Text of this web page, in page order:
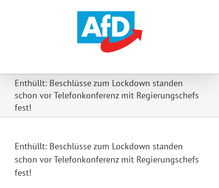
Enthüllt: Beschlüsse zum Lockdown standen
schon vor Telefonkonferenz mit Regierungschefs
fest!
Enthüllt: Beschlüsse zum Lockdown standen
schon vor Telefonkonferenz mit Regierungschefs
fest!